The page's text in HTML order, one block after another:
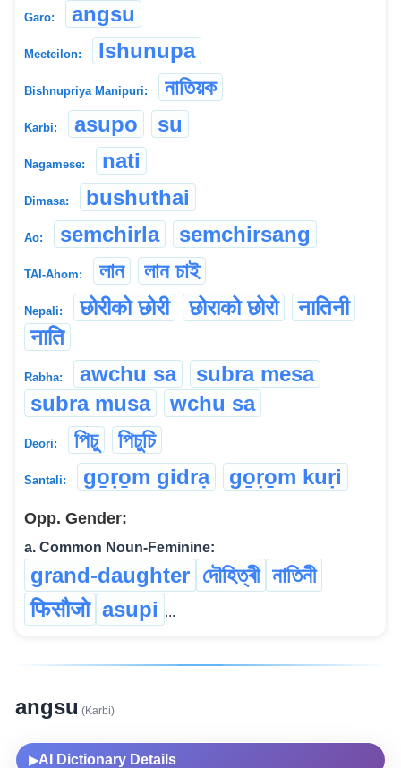
Garo: angsu
Meeteilon: Ishunupa
Bishnupriya Manipuri: নাতিয়ক
Karbi: asupo su
Nagamese: nati
Dimasa: bushuthai
Ao: semchirla semchirsang
TAI-Ahom: লান লান চাই
Nepali: छोरीको छोरी छोर‌ाको छोरो
नातिनी
न‌ाति
Rabha: awchu sa
subra mesa
subra musa
wchu sa
Deori: পিচু পিচুচি
Santali: go̱ṛo̱m gidrạ go̱ṛo̱m kuṛi
Opp. Gender:
a. Common Noun-Feminine:
grand-daughter দৌহিত্ৰী নাতিনী
फिसौजो asupi ...
angsu (Karbi)
▶AI Dictionary Details